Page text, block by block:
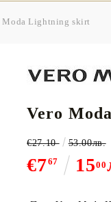
Moda Lightning skirt
Vero
€767 1500
€27.10 53.00лв.